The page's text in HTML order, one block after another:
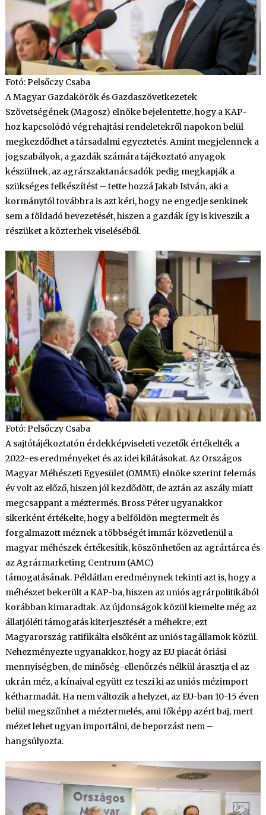
Fotó: Pelsőczy Csaba
A Magyar Gazdakörök és Gazdaszövetkezetek
Szövetségének (Magosz) elnöke bejelentette, hogy a KAP-
hoz kapcsolódó végrehajtási rendeletekről napokon belül
megkezdődhet a társadalmi egyeztetés. Amint megjelennek a
jogszabályok, a gazdák számára tájékoztató anyagok
készülnek, az agrárszaktanácsadók pedig megkapják a
szükséges felkészítést – tette hozzá Jakab István, aki a
kormánytól továbbra is azt kéri, hogy ne engedje senkinek
sem a földadó bevezetését, hiszen a gazdák így is kiveszik a
részüket a közterhek viseléséből.
Fotó: Pelsőczy Csaba
A sajtótájékoztatón érdekképviseleti vezetők értékelték a
2022-es eredményeket és az idei kilátásokat. Az Országos
Magyar Méhészeti Egyesület (OMME) elnöke szerint felemás
év volt az előző, hiszen jól kezdődött, de aztán az aszály miatt
megcsappant a méztermés. Bross Péter ugyanakkor
sikerként értékelte, hogy a belföldön megtermelt és
forgalmazott méznek a többségét immár közvetlenül a
magyar méhészek értékesítik, köszönhetően az agrártárca és
az Agrármarketing Centrum (AMC)
támogatásának. Példátlan eredménynek tekinti azt is, hogy a
méhészet bekerült a KAP-ba, hiszen az uniós agrárpolitikából
korábban kimaradtak. Az újdonságok közül kiemelte még az
állatjóléti támogatás kiterjesztését a méhekre, ezt
Magyarország ratifikálta elsőként az uniós tagállamok közül.
Nehezményezte ugyanakkor, hogy az EU piacát óriási
mennyiségben, de minőség-ellenőrzés nélkül árasztja el az
ukrán méz, a kínaival együtt ez teszi ki az uniós mézimport
kétharmadát. Ha nem változik a helyzet, az EU-ban 10-15 éven
belül megszűnhet a méztermelés, ami főképp azért baj, mert
mézet lehet ugyan importálni, de beporzást nem –
hangsúlyozta.